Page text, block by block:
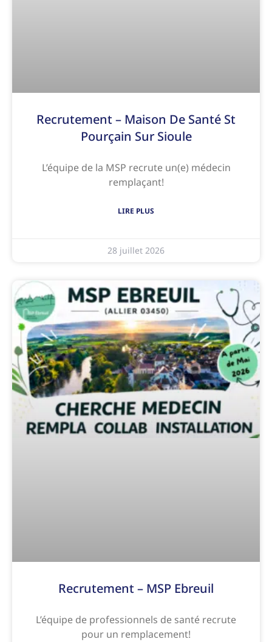
Recrutement – Maison De Santé St
Pourçain Sur Sioule
L’équipe de la MSP recrute un(e) médecin
remplaçant!
LIRE PLUS
28 juillet 2026
Recrutement – MSP Ebreuil
L’équipe de professionnels de santé recrute
pour un remplacement!